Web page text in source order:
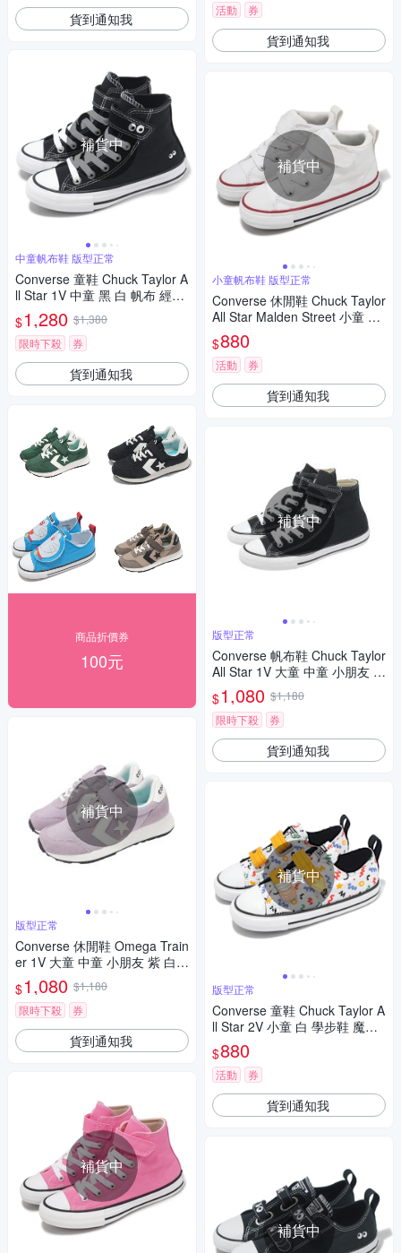
貨到通知我
補貨中
中童帆布鞋 版型正常
Converse 童鞋 Chuck Taylor A
ll Star 1V 中童 黑 白 帆布 經典
小朋友 休閒鞋 A10385C
$1,280 $1,380
限時下殺
券
貨到通知我
商品折價券
100元
補貨中
版型正常
Converse 休閒鞋 Omega Train
er 1V 大童 中童 小朋友 紫 白
魔鬼氈 麂皮 尼龍 A14381C
$1,080 $1,180
限時下殺
券
貨到通知我
補貨中
活動 券
貨到通知我
補貨中
小童帆布鞋 版型正常
Converse 休閒鞋 Chuck Taylor
All Star Malden Street 小童 小
朋友 學步鞋 A04825C
$880
活動 券
貨到通知我
補貨中
版型正常
Converse 帆布鞋 Chuck Taylor
All Star 1V 大童 中童 小朋友 黑
白 魔鬼氈 休閒鞋 372883C
$1,080 $1,180
限時下殺
券
貨到通知我
補貨中
版型正常
Converse 童鞋 Chuck Taylor A
ll Star 2V 小童 白 學步鞋 魔鬼
氈 鉛筆 帆布鞋 A07219C
$880
活動 券
貨到通知我
補貨中